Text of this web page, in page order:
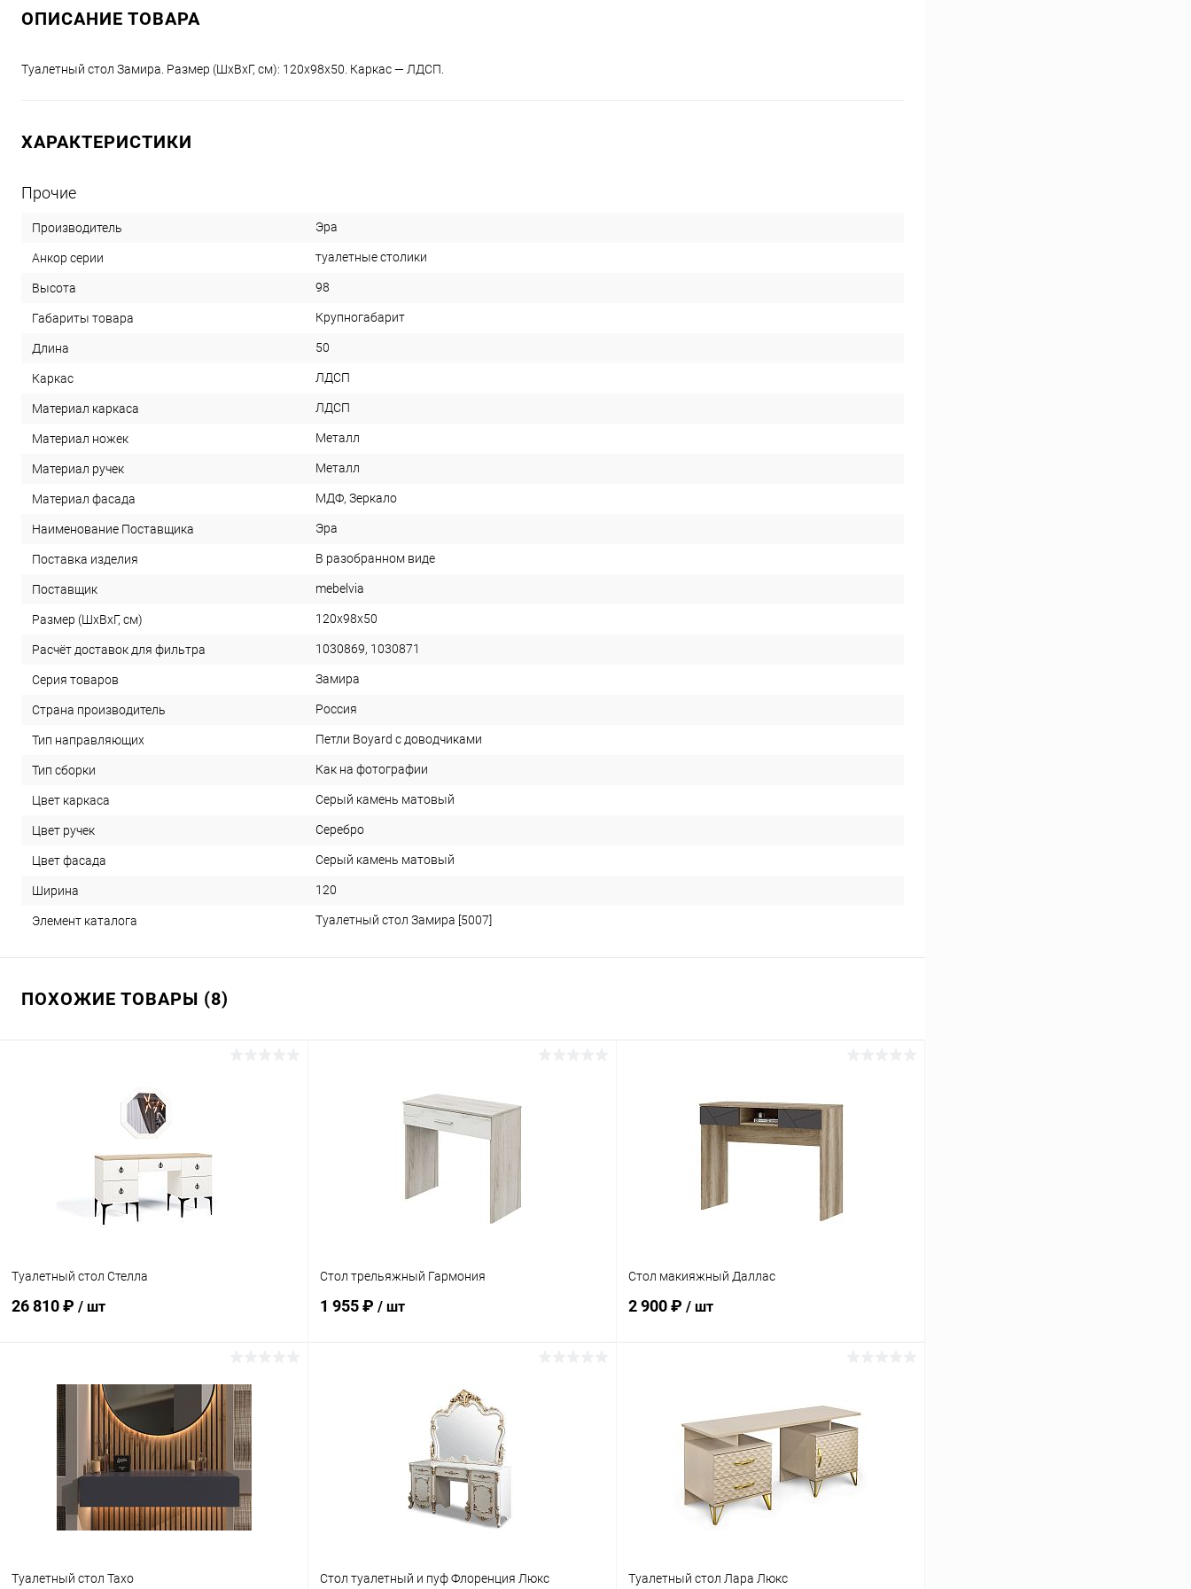
ОПИСАНИЕ ТОВАРА
Туалетный стол Замира. Размер (ШхВхГ, см): 120х98х50. Каркас — ЛДСП.
ХАРАКТЕРИСТИКИ
Прочие
Производитель Эра
Анкор серии туалетные столики
Высота 98
Габариты товара Крупногабарит
Длина 50
Каркас ЛДСП
Материал каркаса ЛДСП
Материал ножек Металл
Материал ручек Металл
Материал фасада МДФ, Зеркало
Наименование Поставщика Эра
Поставка изделия В разобранном виде
Поставщик mebelvia
Размер (ШхВхГ, см) 120х98х50
Расчёт доставок для фильтра 1030869, 1030871
Серия товаров Замира
Страна производитель Россия
Тип направляющих Петли Boyard с доводчиками
Тип сборки Как на фотографии
Цвет каркаса Серый камень матовый
Цвет ручек Серебро
Цвет фасада Серый камень матовый
Ширина 120
Элемент каталога Туалетный стол Замира [5007]
ПОХОЖИЕ ТОВАРЫ (8)
Туалетный стол Стелла
26 810 ₽ / шт
Купить в 1 клик Сравнение
В избранное В наличии
Стол трельяжный Гармония
1 955 ₽ / шт
Сравнение
Под заказ
Стол макияжный Даллас
2 900 ₽ / шт
Купить в 1 клик Сравнение
В избранное Под заказ
Туалетный стол Тахо Стол туалетный и пуф Флоренция Люкс Туалетный стол Лара Люкс